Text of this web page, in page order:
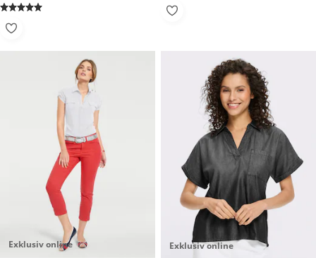
Exklusiv online Exklusiv online